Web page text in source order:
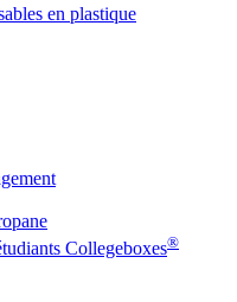
en plastique
Collegeboxes®